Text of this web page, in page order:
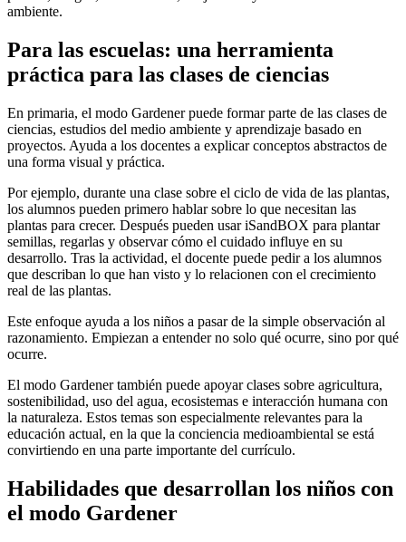
ambiente.
Para las escuelas: una herramienta
práctica para las clases de ciencias
En primaria, el modo Gardener puede formar parte de las clases de
ciencias, estudios del medio ambiente y aprendizaje basado en
proyectos. Ayuda a los docentes a explicar conceptos abstractos de
una forma visual y práctica.
Por ejemplo, durante una clase sobre el ciclo de vida de las plantas,
los alumnos pueden primero hablar sobre lo que necesitan las
plantas para crecer. Después pueden usar iSandBOX para plantar
semillas, regarlas y observar cómo el cuidado influye en su
desarrollo. Tras la actividad, el docente puede pedir a los alumnos
que describan lo que han visto y lo relacionen con el crecimiento
real de las plantas.
Este enfoque ayuda a los niños a pasar de la simple observación al
razonamiento. Empiezan a entender no solo qué ocurre, sino por qué
ocurre.
El modo Gardener también puede apoyar clases sobre agricultura,
sostenibilidad, uso del agua, ecosistemas e interacción humana con
la naturaleza. Estos temas son especialmente relevantes para la
educación actual, en la que la conciencia medioambiental se está
convirtiendo en una parte importante del currículo.
Habilidades que desarrollan los niños con
el modo Gardener